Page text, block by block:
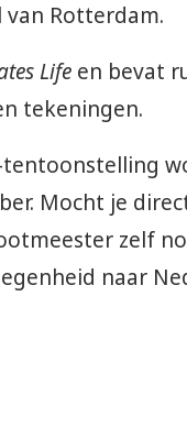
van Rotterdam.
Life en bevat
tekeningen.
Mocht je
zelf
naar